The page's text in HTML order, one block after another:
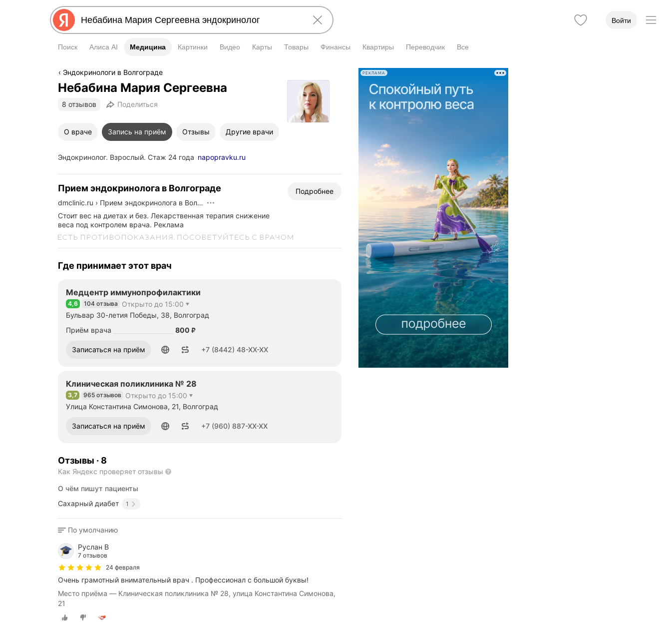
Войти
Поиск Алиса AI Медицина
Медицина Картинки Видео Карты Товары Финансы Квартиры Переводчик Все
Эндокринологи в Волгограде
Небабина Мария Сергеевна
8 отзывов Поделиться
О враче Запись на приём Отзывы Другие врачи
Эндокринолог. Взрослый. Стаж 24 года napopravku.ru
Прием эндокринолога в Волгограде
dmclinic.ru › Прием эндокринолога в Волгограде
Стоит вес на диетах и без. Лекарственная терапия снижение
веса под контролем врача. Реклама
Подробнее
Где принимает этот врач
Медцентр иммунопрофилактики
Рейтинг 4,6 из 5
4,6 104 отзыва
Открыто до 15:00
Бульвар 30-летия Победы, 38, Волгоград
Приём врача
Цена
800 ₽
Записаться на приём
Номер телефона: +78442485503 +7 (8442) 48-XX-XX
Клиническая поликлиника № 28
Рейтинг 3,7 из 5
3,7 965 отзывов Открыто до 15:00
Улица Константина Симонова, 21, Волгоград
Записаться на приём
Номер телефона: +79608870780 +7 (960) 887-XX-XX
Отзывы · 8
Как Яндекс проверяет отзывы
О чём пишут пациенты
Сахарный диабет
1
По умолчанию
Руслан В
7 отзывов
24 февраля
Очень грамотный внимательный врач . Профессионал с большой буквы!
Место приёма — Клиническая поликлиника № 28, улица Константина Симонова,
21
РЕКЛАМА